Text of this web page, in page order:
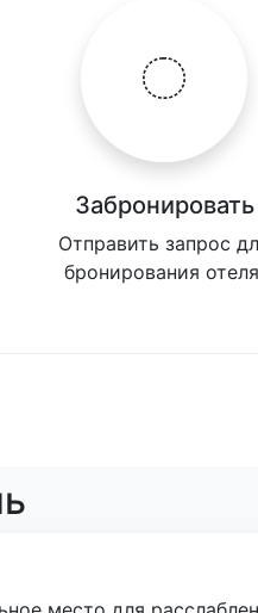
Забронировать
Отправить запрос
бронирования